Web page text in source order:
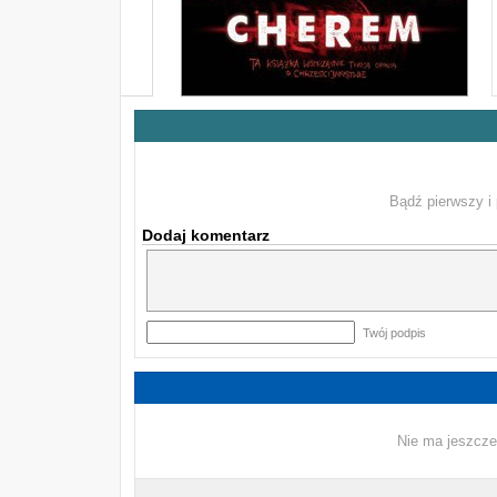
Bądź pierwszy i
Dodaj komentarz
Twój podpis
Nie ma